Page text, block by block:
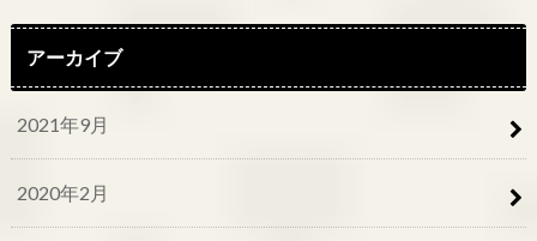
アーカイブ
2021年9月
2020年2月